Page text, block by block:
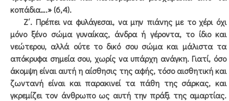
κοπάδια….» (6,4).
Ζ΄. Πρέπει να φυλάγεσαι, να μην πιάνης με το χέρι όχι
μόνο ξένο σώμα γυναίκας, άνδρα ή γέροντα, το ίδιο και
νεώτερου, αλλά ούτε το δικό σου σώμα και μάλιστα τα
απόκρυφα σημεία σου, χωρίς να υπάρχη ανάγκη. Γιατί, όσο
άκομψη είναι αυτή η αίσθησις της αφής, τόσο αισθητική και
ζωντανή είναι και παρακινεί τα πάθη της σάρκας, και
γκρεμίζει τον άνθρωπο ως αυτή την πράξι της αμαρτίας.